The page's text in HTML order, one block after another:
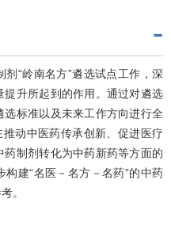
“岭南名方”遴选试点工作，深
提升所起到的作用。通过对遴选
标准以及未来工作方向进行全
动中医药传承创新、促进医疗
制剂转化为中药新药等方面的
建“名医－名方－名药”的中药
。